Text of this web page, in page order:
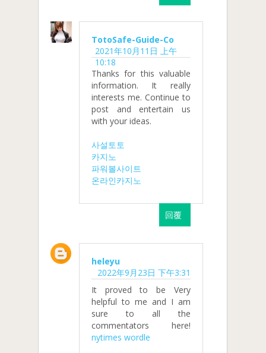
TotoSafe-Guide-Co
2021年10月11日 上午
10:18
Thanks for this valuable
information. It really
interests me. Continue to
post and entertain us
with your ideas.
사설토토
카지노
파워볼사이트
온라인카지노
回覆
heleyu
2022年9月23日 下午3:31
It proved to be Very
helpful to me and I am
sure to all the
commentators here!
nytimes wordle